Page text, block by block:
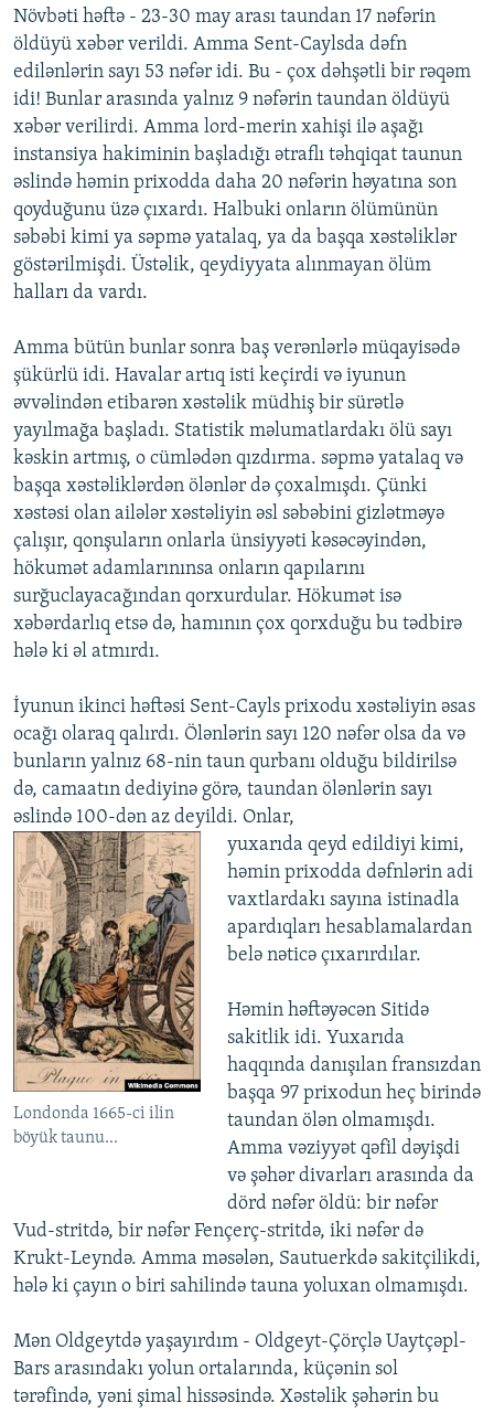
Növbəti həftə - 23-30 may arası taundan 17 nəfərin
öldüyü xəbər verildi. Amma Sent-Caylsda dəfn
edilənlərin sayı 53 nəfər idi. Bu - çox dəhşətli bir rəqəm
idi! Bunlar arasında yalnız 9 nəfərin taundan öldüyü
xəbər verilirdi. Amma lord-merin xahişi ilə aşağı
instansiya hakiminin başladığı ətraflı təhqiqat taunun
əslində həmin prixodda daha 20 nəfərin həyatına son
qoyduğunu üzə çıxardı. Halbuki onların ölümünün
səbəbi kimi ya səpmə yatalaq, ya da başqa xəstəliklər
göstərilmişdi. Üstəlik, qeydiyyata alınmayan ölüm
halları da vardı.
Amma bütün bunlar sonra baş verənlərlə müqayisədə
şükürlü idi. Havalar artıq isti keçirdi və iyunun
əvvəlindən etibarən xəstəlik müdhiş bir sürətlə
yayılmağa başladı. Statistik məlumatlardakı ölü sayı
kəskin artmış, o cümlədən qızdırma. səpmə yatalaq və
başqa xəstəliklərdən ölənlər də çoxalmışdı. Çünki
xəstəsi olan ailələr xəstəliyin əsl səbəbini gizlətməyə
çalışır, qonşuların onlarla ünsiyyəti kəsəcəyindən,
hökumət adamlarınınsa onların qapılarını
surğuclayacağından qorxurdular. Hökumət isə
xəbərdarlıq etsə də, hamının çox qorxduğu bu tədbirə
hələ ki əl atmırdı.
İyunun ikinci həftəsi Sent-Cayls prixodu xəstəliyin əsas
ocağı olaraq qalırdı. Ölənlərin sayı 120 nəfər olsa da və
bunların yalnız 68-nin taun qurbanı olduğu bildirilsə
də, camaatın dediyinə görə, taundan ölənlərin sayı
əslində 100-dən az deyildi. Onlar,
Londonda 1665-ci ilin
böyük taunu...
yuxarıda qeyd edildiyi kimi,
həmin prixodda dəfnlərin adi
vaxtlardakı sayına istinadla
apardıqları hesablamalardan
belə nəticə çıxarırdılar.
Həmin həftəyəcən Sitidə
sakitlik idi. Yuxarıda
haqqında danışılan fransızdan
başqa 97 prixodun heç birində
taundan ölən olmamışdı.
Amma vəziyyət qəfil dəyişdi
və şəhər divarları arasında da
dörd nəfər öldü: bir nəfər
Vud-stritdə, bir nəfər Fençerç-stritdə, iki nəfər də
Krukt-Leyndə. Amma məsələn, Sautuerkdə sakitçilikdi,
hələ ki çayın o biri sahilində tauna yoluxan olmamışdı.
Mən Oldgeytdə yaşayırdım - Oldgeyt-Çörçlə Uaytçəpl-
Bars arasındakı yolun ortalarında, küçənin sol
tərəfində, yəni şimal hissəsində. Xəstəlik şəhərin bu